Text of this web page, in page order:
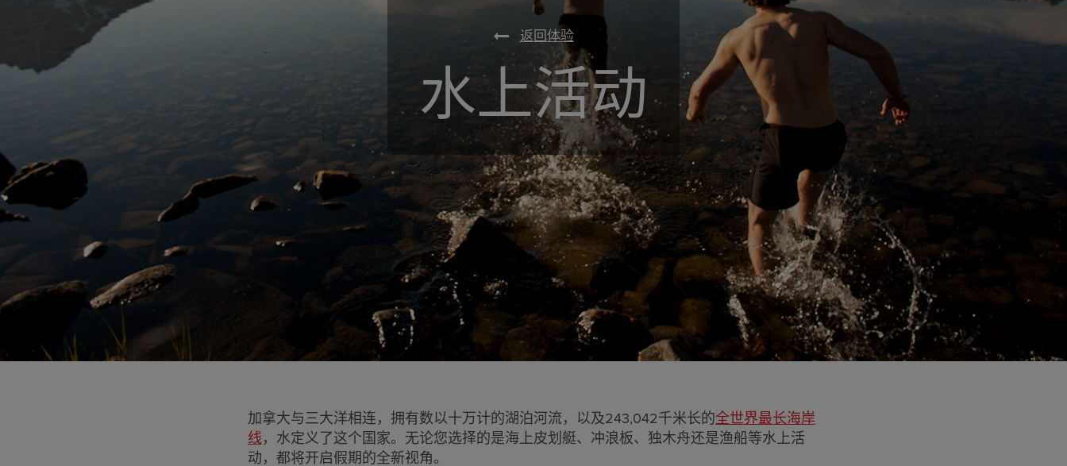
返回体验
水上活动
加拿大与三大洋相连，拥有数以十万计的湖泊河流，以及243,042千米长的全世界最长海岸
线，水定义了这个国家。无论您选择的是海上皮划艇、冲浪板、独木舟还是渔船等水上活
动，都将开启假期的全新视角。